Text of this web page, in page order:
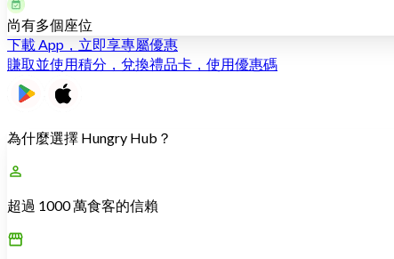
尚有多個座位
下載 App，立即享專屬優惠
賺取並使用積分，兌換禮品卡，使用優惠碼
為什麼選擇 Hungry Hub？
超過 1000 萬食客的信賴